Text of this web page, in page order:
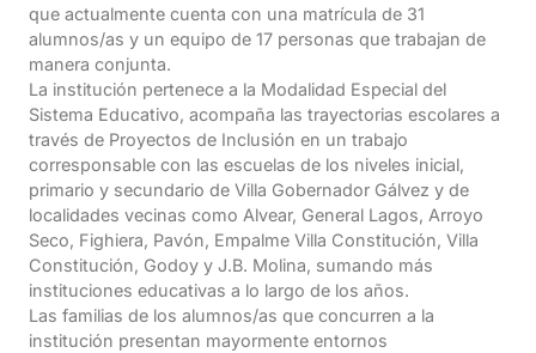
que actualmente cuenta con una matrícula de 31
alumnos/as y un equipo de 17 personas que trabajan de
manera conjunta.
La institución pertenece a la Modalidad Especial del
Sistema Educativo, acompaña las trayectorias escolares a
través de Proyectos de Inclusión en un trabajo
corresponsable con las escuelas de los niveles inicial,
primario y secundario de Villa Gobernador Gálvez y de
localidades vecinas como Alvear, General Lagos, Arroyo
Seco, Fighiera, Pavón, Empalme Villa Constitución, Villa
Constitución, Godoy y J.B. Molina, sumando más
instituciones educativas a lo largo de los años.
Las familias de los alumnos/as que concurren a la
institución presentan mayormente entornos